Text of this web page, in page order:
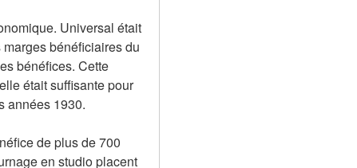
Universal était
bénéficiaires du
bénéfices. Cette
était suffisante pour
années 1930.
de plus de 700
en studio placent